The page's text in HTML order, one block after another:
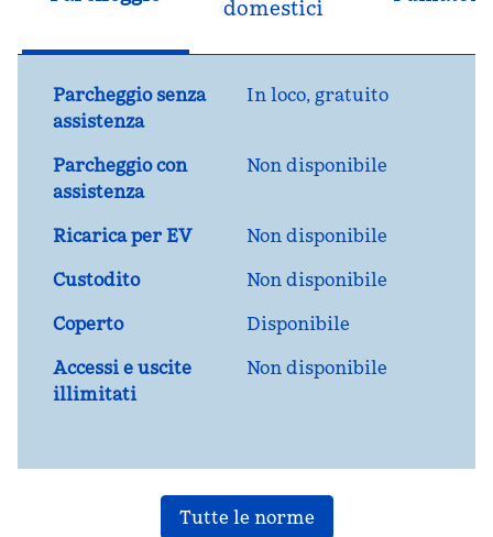
domestici
Parcheggio senza
assistenza
In loco, gratuito
Parcheggio con
assistenza
Non disponibile
Ricarica per EV
Non disponibile
Custodito
Non disponibile
Coperto
Disponibile
Accessi e uscite
illimitati
Non disponibile
Tutte le norme